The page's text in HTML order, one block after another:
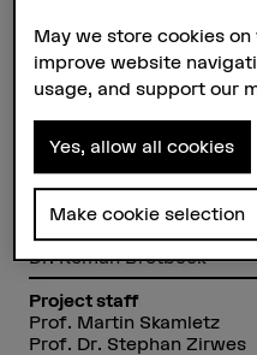
Research unit(s)
Music Theory
Duration
01.02.2011 - 31.07.2015
Head of project
Dr. Roman Brotbeck
Project staff
Prof. Martin Skamletz
Prof. Dr. Stephan Zirwes
May we store cookies
improve website
usage, and support our
Yes, allow all cookies
Make cookie selection